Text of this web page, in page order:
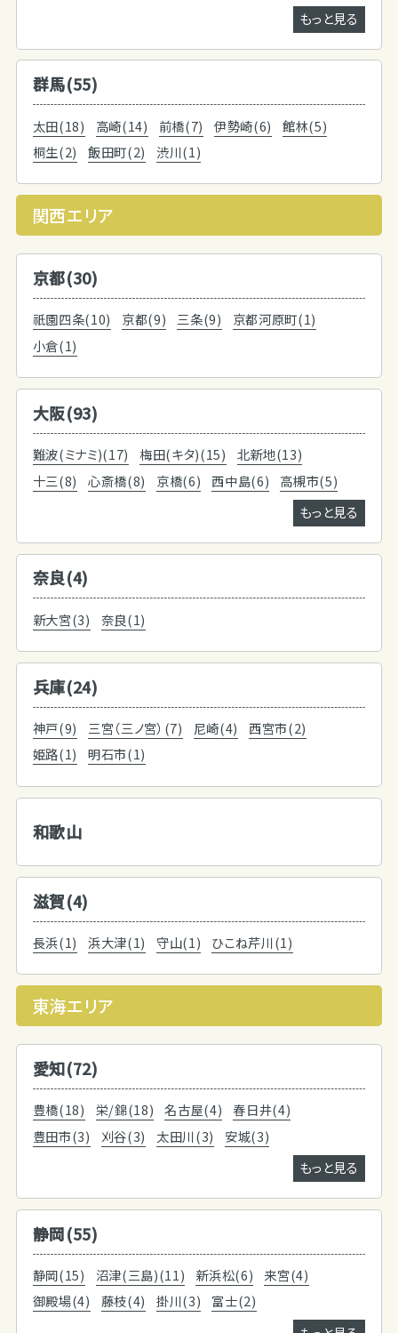
もっと見る
群馬(55)
太田(18) 高崎(14) 前橋(7) 伊勢崎(6)
館林(5)
桐生(2)
飯田町(2) 渋川(1)
関西エリア
京都(30)
祇園四条(10) 京都(9) 三条(9)
京都河原町(1)
小倉(1)
大阪(93)
難波(ミナミ)(17) 梅田(キタ)(15)
北新地(13)
十三(8)
心斎橋(8) 京橋(6) 西中島(6)
高槻市(5)
もっと見る
奈良(4)
新大宮(3) 奈良(1)
兵庫(24)
神戸(9) 三宮（三ノ宮）(7) 尼崎(4)
西宮市(2)
姫路(1)
明石市(1)
和歌山
滋賀(4)
長浜(1) 浜大津(1) 守山(1) ひこね芹川(1)
東海エリア
愛知(72)
豊橋(18) 栄/錦(18) 名古屋(4)
春日井(4)
豊田市(3)
刈谷(3) 太田川(3)
安城(3)
もっと見る
静岡(55)
静岡(15) 沼津(三島)(11) 新浜松(6)
来宮(4)
御殿場(4)
藤枝(4) 掛川(3)
富士(2)